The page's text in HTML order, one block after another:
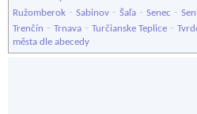
Ružomberok - Sabinov - Šaľa - Senec -
Trenčín - Trnava - Turčianske Teplice -
města dle abecedy